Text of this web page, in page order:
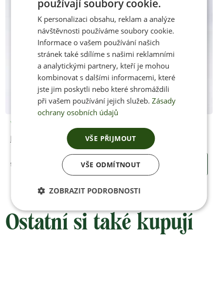
Vyrobíme po objednání
HUARACHE CUT2
950 Kč
Ostatní si také kupují
ENGLISH
používají soubory cookie.
K personalizaci obsahu, reklam a analýze
návštěvnosti používáme soubory cookie.
Informace o vašem používání našich
stránek také sdílíme s našimi reklamními
a analytickými partnery, kteří je mohou
kombinovat s dalšími informacemi, které
jste jim poskytli nebo které shromáždili
při vašem používání jejich služeb. Zásady
ochrany osobních údajů
VŠE PŘIJMOUT
VŠE ODMÍTNOUT
ZOBRAZIT PODROBNOSTI